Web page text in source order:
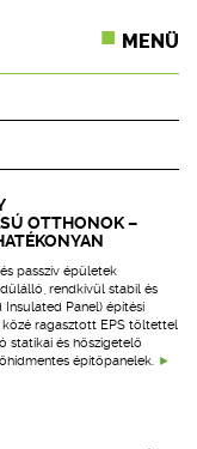
MENÜ
OTTHONOK –
passzív épületek
rendkívül stabil és
Panel) építési
közé ragasztott EPS töltettel
statikai és hőszigetelő
építőpanelek.